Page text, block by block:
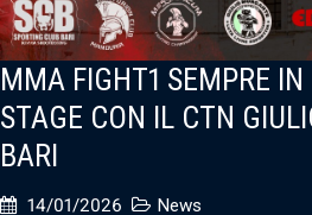
MMA FIGHT1 SEMPRE
STAGE CON IL CTN
BARI
14/01/2026 News